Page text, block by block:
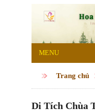
MENU
Trang chủ
Di Tích Chùa